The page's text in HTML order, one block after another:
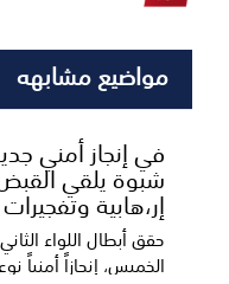
مواضيع مشابهه
​في إنجاز أمني
شبوة يلقي
إر،هابية وتفجيرات
حقق أبطال اللواء
الخميس، إنجازاً أمنياً